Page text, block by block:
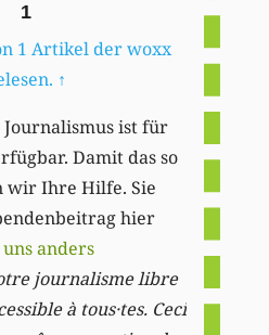
1
1 Artikel der woxx
↑
ist für
Damit das so
wir Ihre Hilfe. Sie
hier
uns anders
journalisme libre
à tous·tes. Ceci